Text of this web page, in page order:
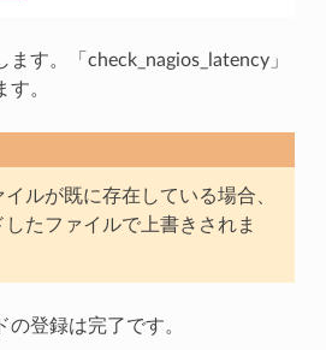
ます。「check_nagios_latency」
。
ルが既に存在している場合、
たファイルで上書きされま
登録は完了です。